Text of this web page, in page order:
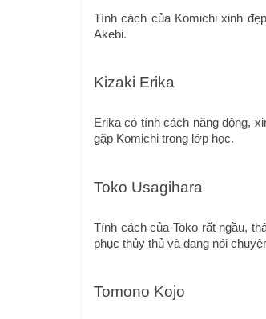
Tính cách của Komichi xinh
Akebi.
Kizaki Erika
Erika có tính cách năng động,
gặp Komichi trong lớp học.
Toko Usagihara
Tính cách của Toko rất ngầu,
phục thủy thủ và đang nói
Tomono Kojo